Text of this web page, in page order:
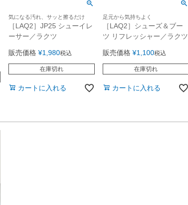
気になる汚れ、サッと擦るだけ
［LAQ2］JP25 シューイレ
ーサー／ラクツ
販売価格 ¥1,980税込
在庫切れ
カートに入れる
足元から気持ちよく
［LAQ2］シューズ＆ブー
ツ リフレッシャー／ラクツ
販売価格 ¥1,100税込
在庫切れ
カートに入れる